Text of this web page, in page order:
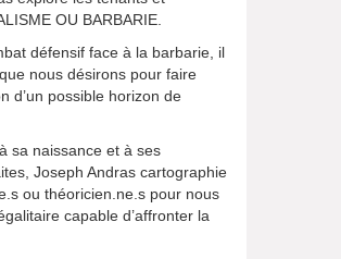
OU BARBARIE.
défensif face à la barbarie, il
nous désirons pour faire
d’un possible horizon de
sa naissance et à ses
Joseph Andras cartographie
ou théoricien.ne.s pour nous
capable d’affronter la